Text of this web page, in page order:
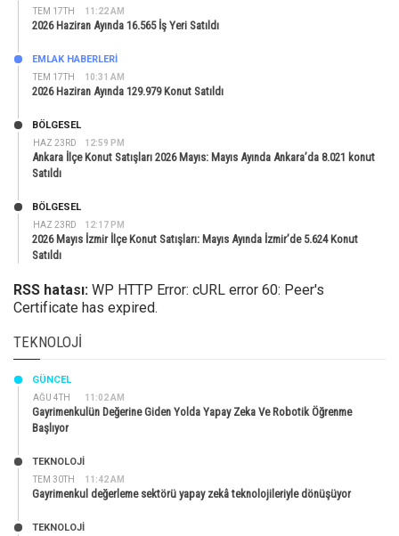
TEM 17TH 11:22 AM
2026 Haziran Ayında 16.565 İş Yeri Satıldı
TEM 17TH 10:31 AM
EMLAK HABERLERI
2026 Haziran Ayında 129.979 Konut Satıldı
HAZ 23RD 12:59 PM
BÖLGESEL
Ankara İlçe Konut Satışları 2026 Mayıs: Mayıs Ayında Ankara’da 8.021 konut
Satıldı
HAZ 23RD 12:17 PM
BÖLGESEL
2026 Mayıs İzmir İlçe Konut Satışları: Mayıs Ayında İzmir’de 5.624 Konut
Satıldı
RSS hatası: WP HTTP Error: cURL error 60: Peer's
Certificate has expired.
TEKNOLOJI
AĞU 4TH 11:02 AM
GÜNCEL
Gayrimenkulün Değerine Giden Yolda Yapay Zeka Ve Robotik Öğrenme
Başlıyor
TEM 30TH 11:42 AM
TEKNOLOJİ
Gayrimenkul değerleme sektörü yapay zekâ teknolojileriyle dönüşüyor
TEKNOLOJİ